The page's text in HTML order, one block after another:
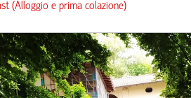
(Alloggio e prima colazione)